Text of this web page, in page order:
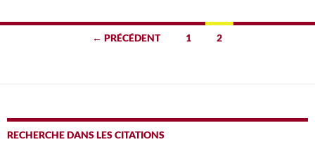
articles
← PRÉCÉDENT 1 2
RECHERCHE DANS LES CITATIONS